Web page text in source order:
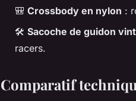
🎒 Crossbody en nylon :
🛠️ Sacoche de guidon
racers.
Comparatif